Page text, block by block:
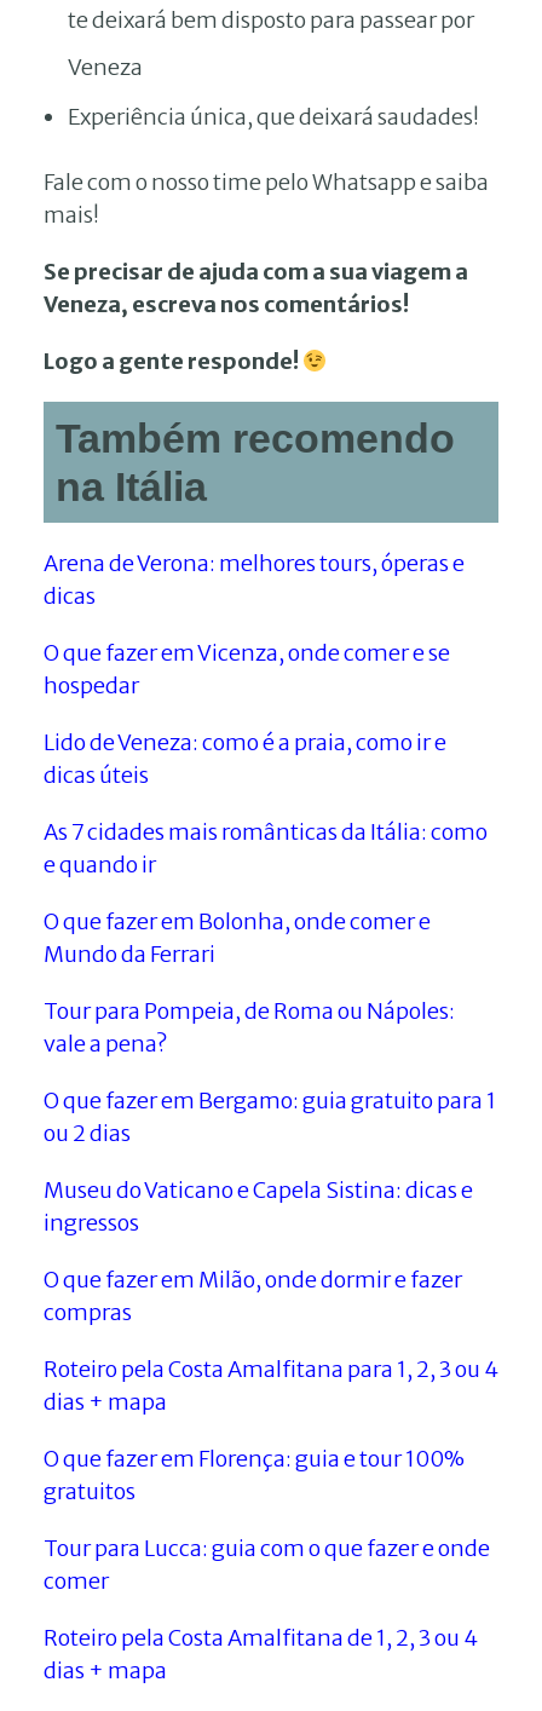
te deixará bem disposto para passear por
Veneza
Experiência única, que deixará saudades!
Fale com o nosso time pelo Whatsapp e saiba
mais!
Se precisar de ajuda com a sua viagem a
Veneza, escreva nos comentários!
Logo a gente responde!
Também recomendo
na Itália
Arena de Verona: melhores tours, óperas e
dicas
O que fazer em Vicenza, onde comer e se
hospedar
Lido de Veneza: como é a praia, como ir e
dicas úteis
As 7 cidades mais românticas da Itália: como
e quando ir
O que fazer em Bolonha, onde comer e
Mundo da Ferrari
Tour para Pompeia, de Roma ou Nápoles:
vale a pena?
O que fazer em Bergamo: guia gratuito para 1
ou 2 dias
Museu do Vaticano e Capela Sistina: dicas e
ingressos
O que fazer em Milão, onde dormir e fazer
compras
Roteiro pela Costa Amalfitana para 1, 2, 3 ou 4
dias + mapa
O que fazer em Florença: guia e tour 100%
gratuitos
Tour para Lucca: guia com o que fazer e onde
comer
Roteiro pela Costa Amalfitana de 1, 2, 3 ou 4
dias + mapa